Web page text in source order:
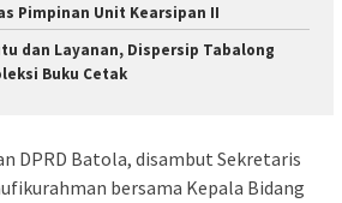
Pimpinan Unit Kearsipan II
dan Layanan, Dispersip Tabalong
Buku Cetak
DPRD Batola, disambut Sekretaris
bersama Kepala Bidang